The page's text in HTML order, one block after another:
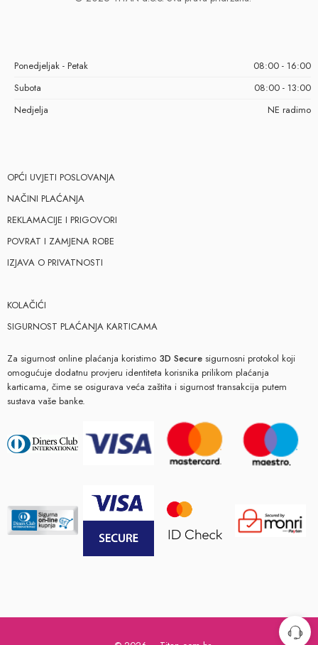
Ponedjeljak - Petak
08:00 - 16:00
Subota
08:00 - 13:00
Nedjelja
NE radimo
OPĆI UVJETI POSLOVANJA
NAČINI PLAĆANJA
REKLAMACIJE I PRIGOVORI
POVRAT I ZAMJENA ROBE
IZJAVA O PRIVATNOSTI
KOLAČIĆI
SIGURNOST PLAĆANJA KARTICAMA
Za sigurnost online plaćanja koristimo 3D Secure sigurnosni protokol koji
omogućuje dodatnu provjeru identiteta korisnika prilikom plaćanja
karticama, čime se osigurava veća zaštita i sigurnost transakcija putem
sustava vaše banke.